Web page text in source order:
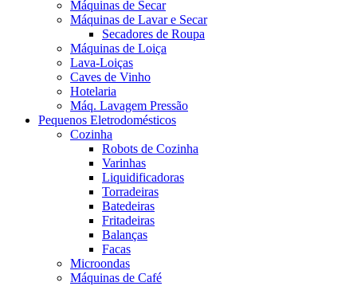
Máquinas de Secar
Máquinas de Lavar e Secar
Secadores de Roupa
Máquinas de Loiça
Lava-Loiças
Caves de Vinho
Hotelaria
Máq. Lavagem Pressão
Pequenos Eletrodomésticos
Cozinha
Robots de Cozinha
Varinhas
Liquidificadoras
Torradeiras
Batedeiras
Fritadeiras
Balanças
Facas
Microondas
Máquinas de Café